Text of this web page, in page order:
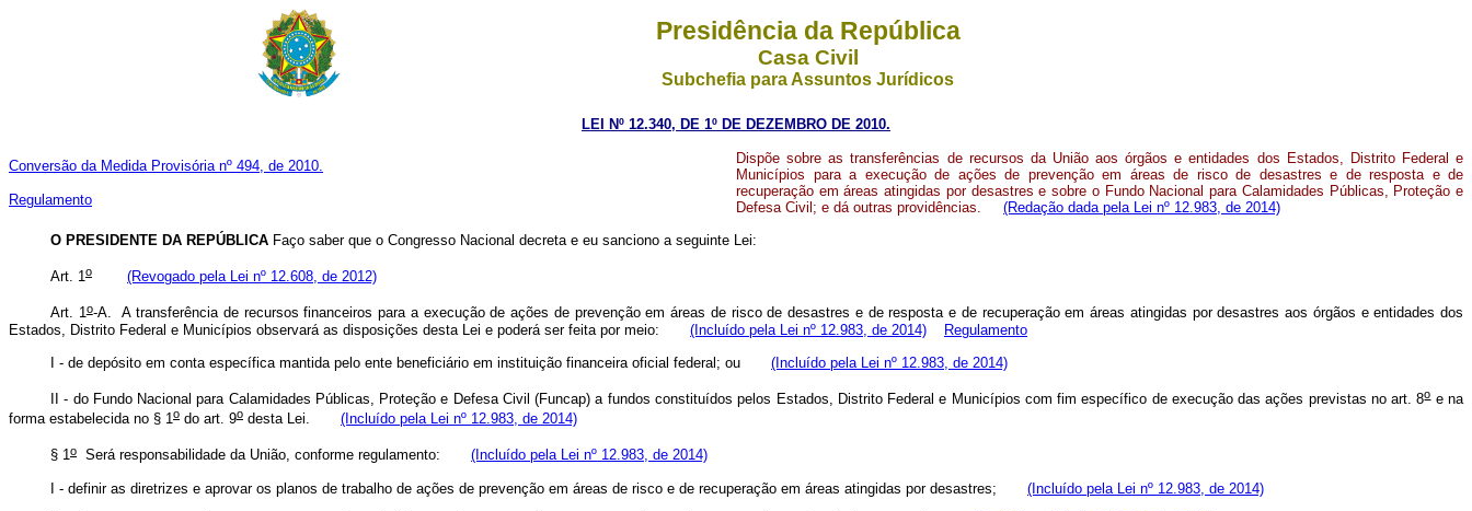
Presidência da República
Casa Civil
Subchefia para Assuntos Jurídicos
LEI Nº 12.340, DE 1º DE DEZEMBRO DE 2010.
Conversão da Medida Provisória nº 494, de 2010.
Regulamento
Dispõe sobre as transferências de recursos da União aos órgãos e entidades dos Estados, Distrito Federal e
Municípios para a execução de ações de prevenção em áreas de risco de desastres e de resposta e de
recuperação em áreas atingidas por desastres e sobre o Fundo Nacional para Calamidades Públicas, Proteção e
Defesa Civil; e dá outras providências. (Redação dada pela Lei nº 12.983, de 2014)
O PRESIDENTE DA REPÚBLICA Faço saber que o Congresso Nacional decreta e eu sanciono a seguinte Lei:
Art. 1o (Revogado pela Lei nº 12.608, de 2012)
Art. 1o-A. A transferência de recursos financeiros para a execução de ações de prevenção em áreas de risco de desastres e de resposta e de recuperação em áreas atingidas por desastres aos órgãos e entidades dos
Estados, Distrito Federal e Municípios observará as disposições desta Lei e poderá ser feita por meio: (Incluído pela Lei nº 12.983, de 2014)
Regulamento
I - de depósito em conta específica mantida pelo ente beneficiário em instituição financeira oficial federal; ou (Incluído pela Lei nº 12.983, de 2014)
II - do Fundo Nacional para Calamidades Públicas, Proteção e Defesa Civil (Funcap) a fundos constituídos pelos Estados, Distrito Federal e Municípios com fim específico de execução das ações previstas no art. 8oe na
forma estabelecida no § 1o do art. 9o desta Lei. (Incluído pela Lei nº 12.983, de 2014)
§ 1o Será responsabilidade da União, conforme regulamento: (Incluído pela Lei nº 12.983, de 2014)
I - definir as diretrizes e aprovar os planos de trabalho de ações de prevenção em áreas de risco e de recuperação em áreas atingidas por desastres; (Incluído pela Lei nº 12.983, de 2014)